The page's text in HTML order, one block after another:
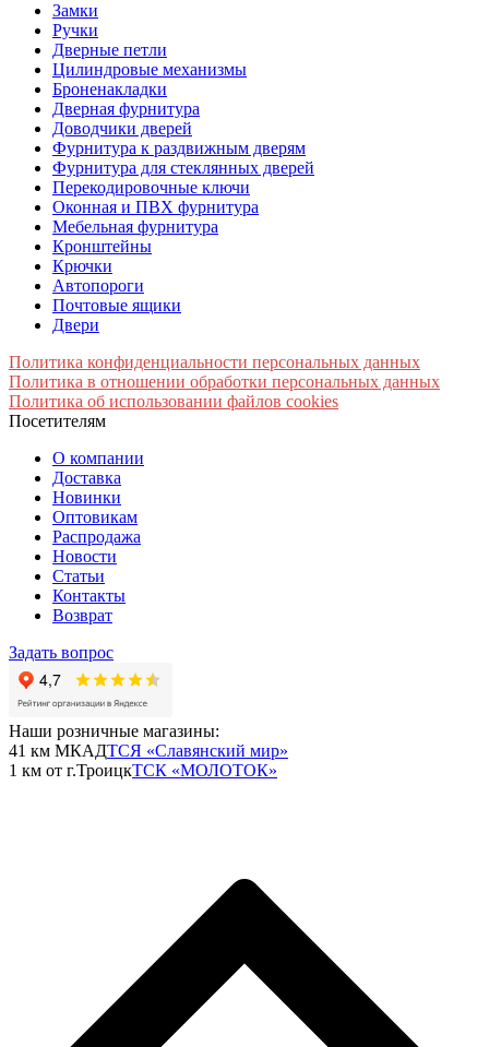
Замки
Ручки
Дверные петли
Цилиндровые механизмы
Броненакладки
Дверная фурнитура
Доводчики дверей
Фурнитура к раздвижным дверям
Фурнитура для стеклянных дверей
Перекодировочные ключи
Оконная и ПВХ фурнитура
Мебельная фурнитура
Кронштейны
Крючки
Автопороги
Почтовые ящики
Двери
Политика конфиденциальности персональных данных
Политика в отношении обработки персональных данных
Политика об использовании файлов cookies
Посетителям
О компании
Доставка
Новинки
Оптовикам
Распродажа
Новости
Статьи
Контакты
Возврат
Задать вопрос
Наши розничные магазины:
41 км МКАДТСЯ «Славянский мир»
1 км от г.ТроицкТСК «МОЛОТОК»